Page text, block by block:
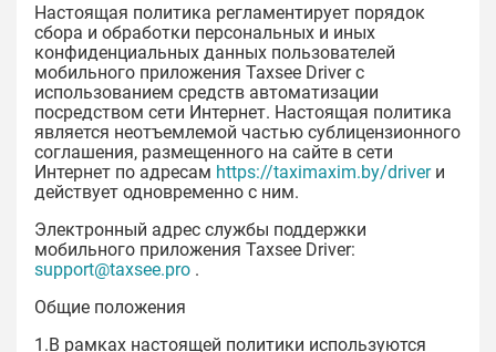
Настоящая политика регламентирует порядок
сбора и обработки персональных и иных
конфиденциальных данных пользователей
мобильного приложения Taxsee Driver с
использованием средств автоматизации
посредством сети Интернет. Настоящая политика
является неотъемлемой частью сублицензионного
соглашения, размещенного на сайте в сети
Интернет по адресам https://taximaxim.by/driverи
действует одновременно с ним.
Электронный адрес службы поддержки
мобильного приложения Taxsee Driver:
support@taxsee.pro .
Общие положения
1.В рамках настоящей политики используются